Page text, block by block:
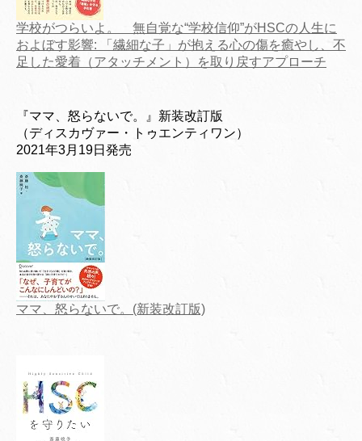
学校がつらいよ。 無自覚な“学校信仰”がHSCの人生に
およぼす影響: 「繊細な子」が抱える心の傷を癒やし、不
足した愛着（アタッチメント）を取り戻すアプローチ
『ママ、怒らないで。』新装改訂版
（ディスカヴァー・トゥエンティワン）
2021年3月19日発売
ママ、怒らないで。(新装改訂版)